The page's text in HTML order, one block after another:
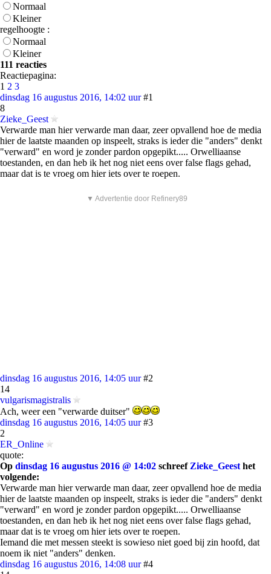
Normaal
Kleiner
regelhoogte :
Normaal
Kleiner
111 reacties
Reactiepagina:
1 2 3
dinsdag 16 augustus 2016, 14:02 uur #1
8
Zieke_Geest
Verwarde man hier verwarde man daar, zeer opvallend hoe de media
hier de laatste maanden op inspeelt, straks is ieder die "anders" denkt
"verward" en word je zonder pardon opgepikt..... Orwelliaanse
toestanden, en dan heb ik het nog niet eens over false flags gehad,
maar dat is te vroeg om hier iets over te roepen.
▼ Advertentie door Refinery89
dinsdag 16 augustus 2016, 14:05 uur #2
14
vulgarismagistralis
Ach, weer een "verwarde duitser"
dinsdag 16 augustus 2016, 14:05 uur #3
2
ER_Online
quote:
Op dinsdag 16 augustus 2016 @ 14:02 schreef Zieke_Geest het
volgende:
Verwarde man hier verwarde man daar, zeer opvallend hoe de media
hier de laatste maanden op inspeelt, straks is ieder die "anders" denkt
"verward" en word je zonder pardon opgepikt..... Orwelliaanse
toestanden, en dan heb ik het nog niet eens over false flags gehad,
maar dat is te vroeg om hier iets over te roepen.
Iemand die met messen steekt is sowieso niet goed bij zin hoofd, dat
noem ik niet "anders" denken.
dinsdag 16 augustus 2016, 14:08 uur #4